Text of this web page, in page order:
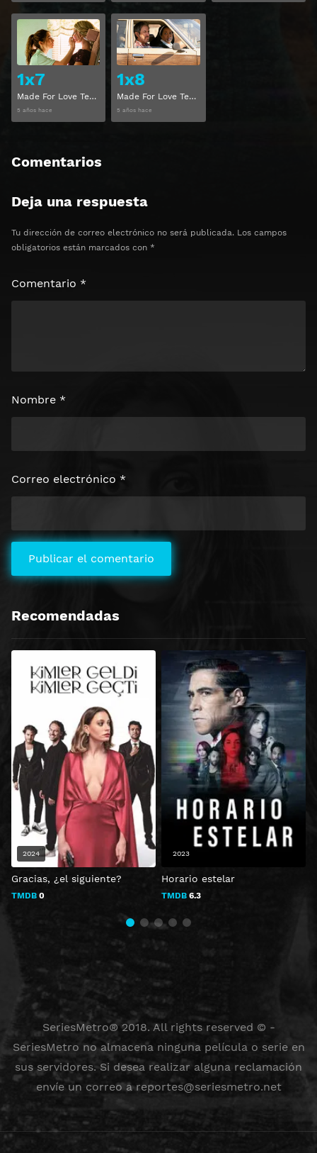
1x7
Made For Love Temporada 1 Capitulo 7
5 años hace
Ver
1x8
Made For Love Temporada 1 Capitulo 8
5 años hace
Comentarios
Deja una respuesta
Tu dirección de correo electrónico no será publicada. Los campos
obligatorios están marcados con *
Comentario *
Nombre *
Correo electrónico *
Recomendadas
Gracias, ¿el siguiente?
TMDB 0
2024
Horario estelar
TMDB 6.3
2023
SeriesMetro® 2018. All rights reserved © -
SeriesMetro no almacena ninguna película o serie en
sus servidores. Si desea realizar alguna reclamación
envíe un correo areportes@seriesmetro.net